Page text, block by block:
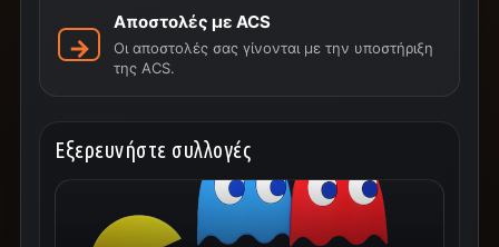
Αποστολές με ACS
Οι αποστολές σας γίνονται με την υποστήριξη
της ACS.
Εξερευνήστε συλλογές